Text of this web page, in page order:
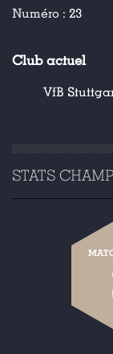
Numéro : 23
Club actuel
VfB
STATS